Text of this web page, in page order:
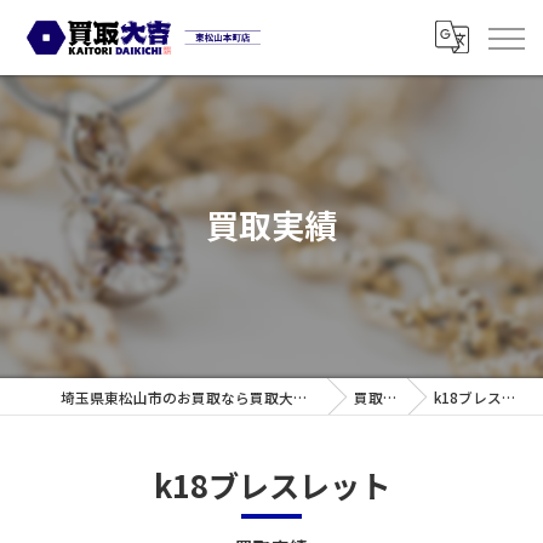
買取実績
埼玉県東松山市のお買取なら買取大吉 東松山本町店 買取実績 k18ブレスレット
k18ブレスレット